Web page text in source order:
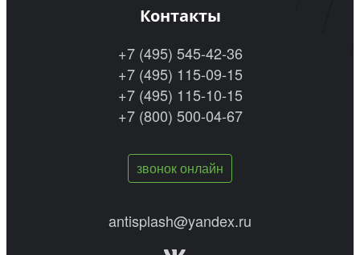
Контакты
+7 (495) 545-42-36
+7 (495) 115-09-15
+7 (495) 115-10-15
+7 (800) 500-04-67
звонок онлайн
antisplash@yandex.ru